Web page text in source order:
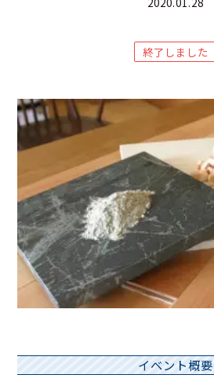
終了しました
イベント概要